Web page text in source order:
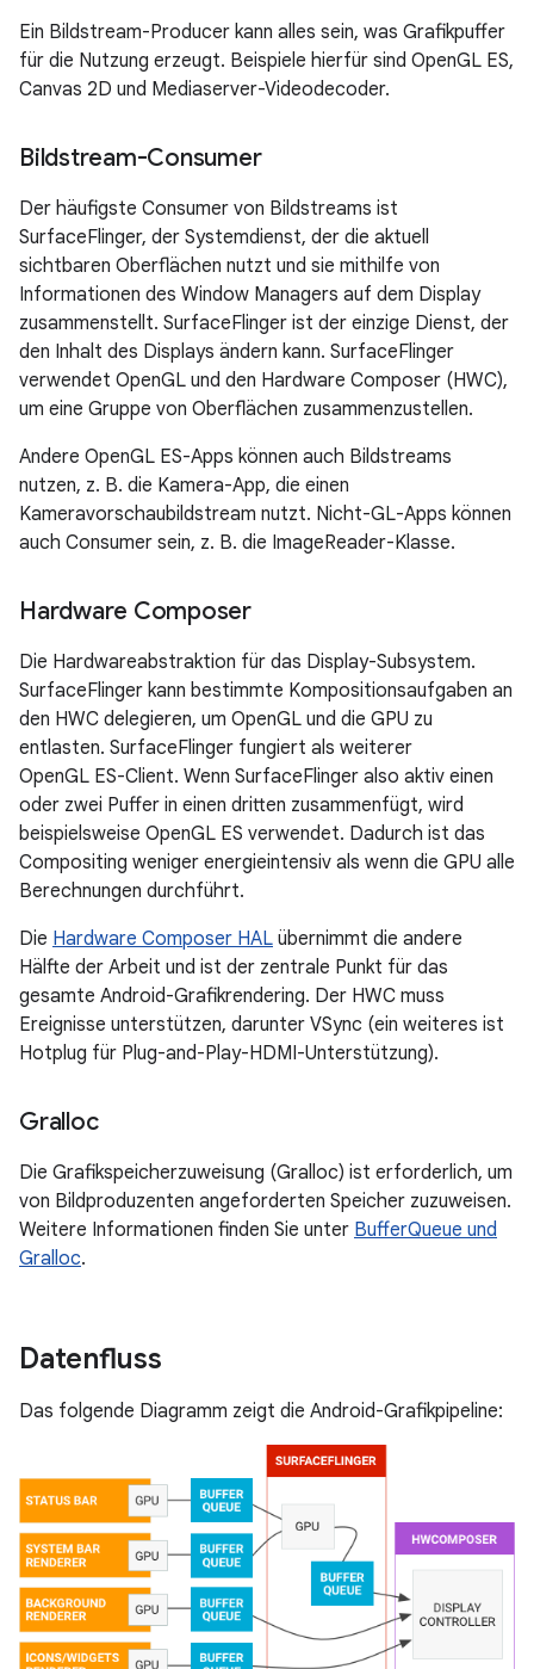
Ein Bildstream-Producer kann alles sein, was Grafikpuffer
für die Nutzung erzeugt. Beispiele hierfür sind OpenGL ES,
Canvas 2D und Mediaserver-Videodecoder.
Bildstream-Consumer
Der häufigste Consumer von Bildstreams ist
SurfaceFlinger, der Systemdienst, der die aktuell
sichtbaren Oberflächen nutzt und sie mithilfe von
Informationen des Window Managers auf dem Display
zusammenstellt. SurfaceFlinger ist der einzige Dienst, der
den Inhalt des Displays ändern kann. SurfaceFlinger
verwendet OpenGL und den Hardware Composer (HWC),
um eine Gruppe von Oberflächen zusammenzustellen.
Andere OpenGL ES-Apps können auch Bildstreams
nutzen, z. B. die Kamera-App, die einen
Kameravorschaubildstream nutzt. Nicht-GL-Apps können
auch Consumer sein, z. B. die ImageReader-Klasse.
Hardware Composer
Die Hardwareabstraktion für das Display-Subsystem.
SurfaceFlinger kann bestimmte Kompositionsaufgaben an
den HWC delegieren, um OpenGL und die GPU zu
entlasten. SurfaceFlinger fungiert als weiterer
OpenGL ES-Client. Wenn SurfaceFlinger also aktiv einen
oder zwei Puffer in einen dritten zusammenfügt, wird
beispielsweise OpenGL ES verwendet. Dadurch ist das
Compositing weniger energieintensiv als wenn die GPU alle
Berechnungen durchführt.
Die Hardware Composer HAL übernimmt die andere
Hälfte der Arbeit und ist der zentrale Punkt für das
gesamte Android-Grafikrendering. Der HWC muss
Ereignisse unterstützen, darunter VSync (ein weiteres ist
Hotplug für Plug-and-Play-HDMI-Unterstützung).
Gralloc
Die Grafikspeicherzuweisung (Gralloc) ist erforderlich, um
von Bildproduzenten angeforderten Speicher zuzuweisen.
Weitere Informationen finden Sie unter BufferQueue und
Gralloc.
Datenfluss
Das folgende Diagramm zeigt die Android-Grafikpipeline: